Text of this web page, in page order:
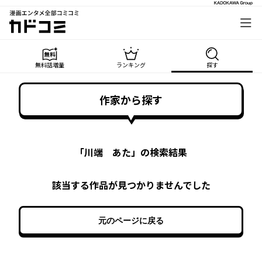
漫画エンタメ全部コミコミ
カドコミ
無料話増量 ランキング 探す
作家から探す
「川端 あた」の検索結果
該当する作品が見つかりませんでした
元のページに戻る